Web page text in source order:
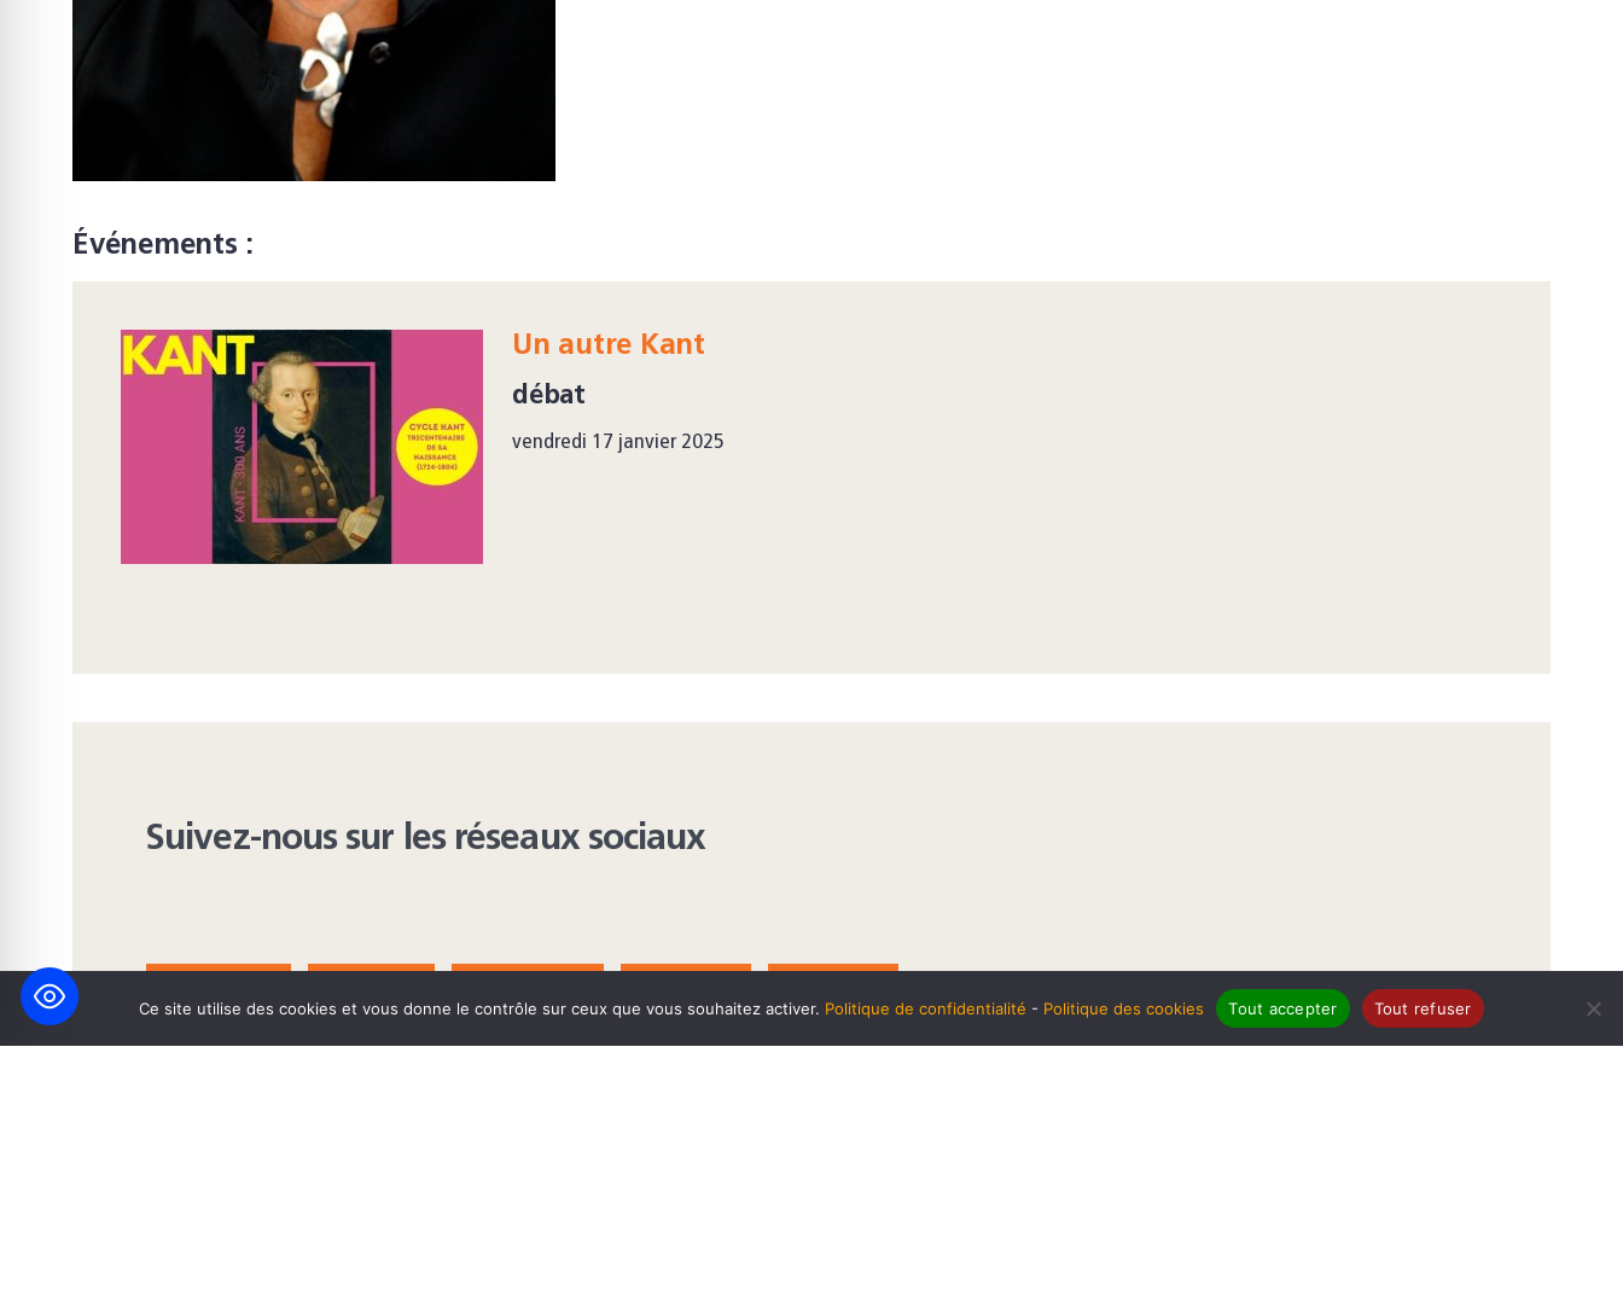
Événements :
Un autre Kant
débat
vendredi 17 janvier 2025
Suivez-nous sur les réseaux sociaux
Ce site utilise des cookies et vous donne le contrôle sur ceux que vous souhaitez activer. Politique de confidentialité - Politique des cookies Tout accepter Tout refuser